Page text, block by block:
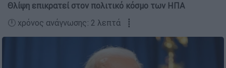
Θλίψη επικρατεί στον πολιτικό κόσμο των ΗΠΑ
🕛 χρόνος ανάγνωσης: 2 λεπτά ┋